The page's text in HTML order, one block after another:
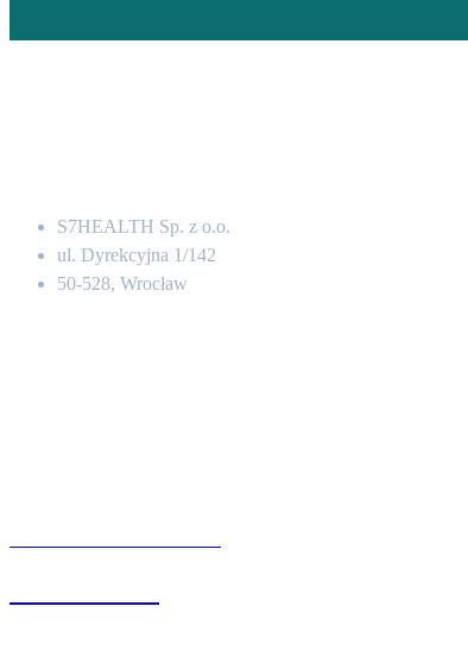
S7HEALTH Sp. z o.o.
ul. Dyrekcyjna 1/142
50-528, Wrocław